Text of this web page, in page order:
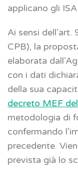
applicano gli
Ai sensi dell’art.
CPB), la
elaborata
con i dati
della sua
decreto MEF
metodologia di
confermando
precedente.
prevista già lo